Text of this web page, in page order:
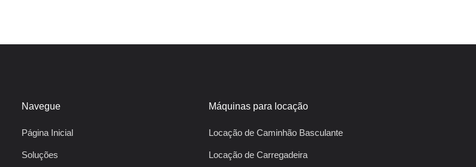
Navegue
Página Inicial
Soluções
Máquinas para locação
Locação de Caminhão Basculante
Locação de Carregadeira